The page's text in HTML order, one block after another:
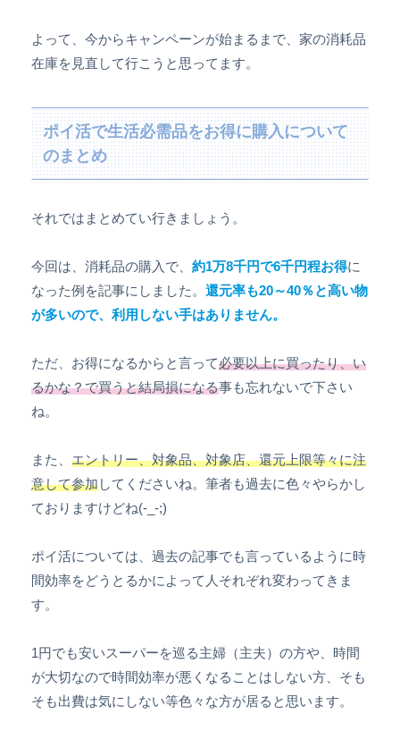
よって、今からキャンペーンが始まるまで、家の消耗品
在庫を見直して行こうと思ってます。
ポイ活で生活必需品をお得に購入について
のまとめ
それではまとめてい行きましょう。
今回は、消耗品の購入で、 約1万8千円で6千円程お得に
なった例を記事にしました。 還元率も20～40％と高い物
が多いので、利用しない手はありません。
ただ、お得になるからと言って必要以上に買ったり、い
るかな？で買うと結局損になる事も忘れないで下さい
ね。
また、 エントリー、対象品、対象店、還元上限等々に注
意して参加してくださいね。筆者も過去に色々やらかし
ておりますけどね(-_-;)
ポイ活については、過去の記事でも言っているように時
間効率をどうとるかによって人それぞれ変わってきま
す。
1円でも安いスーパーを巡る主婦（主夫）の方や、時間
が大切なので時間効率が悪くなることはしない方、そも
そも出費は気にしない等色々な方が居ると思います。